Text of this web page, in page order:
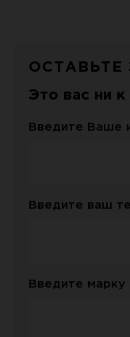
ОСТАВЬТЕ
Это вас ни
Введите Ваше
Введите ваш
Введите марку